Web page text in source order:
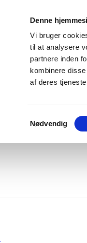
Denne
Vi bruger
til at analysere
partnere inden
kombinere
af deres
Samtykkevalg
Nødvendig